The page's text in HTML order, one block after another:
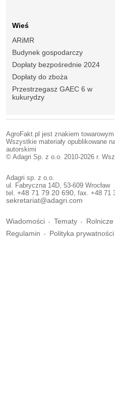
Wieś
ARiMR
Budynek gospodarczy
Dopłaty bezpośrednie 2024
Dopłaty do zboża
Przestrzegasz GAEC 6 w
kukurydzy
AgroFakt.pl jest znakiem towarowym
Wszystkie materiały opublikowane
autorskimi
© Adagri Sp. z o.o. 2010-2026 r.
Adagri sp. z o.o.
ul. Fabryczna 14D, 53-609 Wrocław
tel. +48 71 79 20 690 , fax. +48 71
sekretariat@adagri.com
Wiadomości Tematy
Regulamin
Polityka prywatności